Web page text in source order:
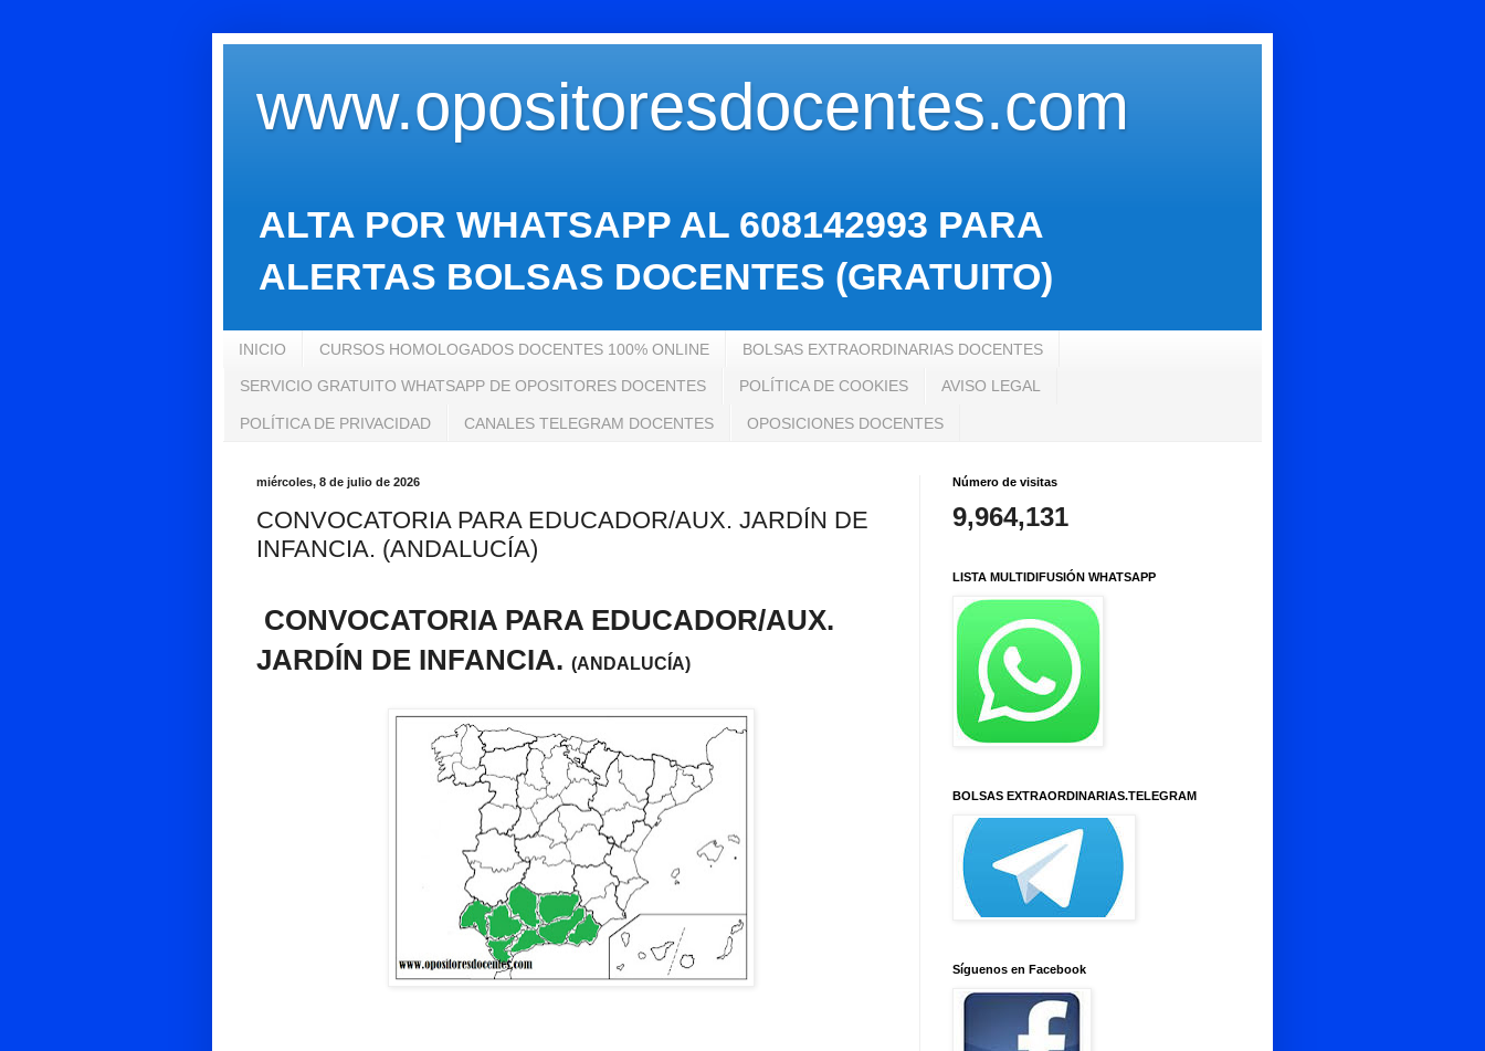
www.opositoresdocentes.com
ALTA POR WHATSAPP AL 608142993 PARA
ALERTAS BOLSAS DOCENTES (GRATUITO)
INICIO CURSOS HOMOLOGADOS DOCENTES 100% ONLINE BOLSAS EXTRAORDINARIAS DOCENTES
SERVICIO GRATUITO WHATSAPP DE OPOSITORES DOCENTES POLÍTICA DE COOKIES AVISO LEGAL
POLÍTICA DE PRIVACIDAD CANALES TELEGRAM DOCENTES OPOSICIONES DOCENTES
miércoles, 8 de julio de 2026
CONVOCATORIA PARA EDUCADOR/AUX. JARDÍN DE
INFANCIA. (ANDALUCÍA)
CONVOCATORIA PARA EDUCADOR/AUX.
JARDÍN DE INFANCIA. (ANDALUCÍA)
Número de visitas
9,964,131
LISTA MULTIDIFUSIÓN WHATSAPP
BOLSAS EXTRAORDINARIAS.TELEGRAM
Síguenos en Facebook